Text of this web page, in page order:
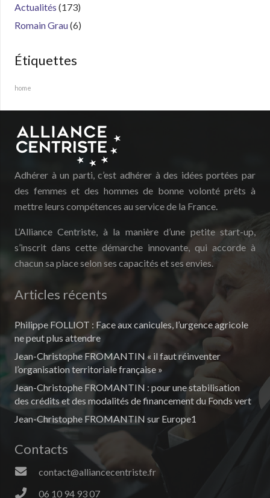
Actualités (173)
Romain Grau(6)
Étiquettes
home
Adhérer à un parti, c’est adhérer à des idées portées par
des femmes et des hommes de bonne volonté prêts à
mettre leurs compétences au service de la France.
L’Alliance Centriste, à la manière d’une petite start-up,
s’inscrit dans cette démarche innovante, qui accorde à
chacun sa place selon ses capacités et ses envies.
Articles récents
Philippe FOLLIOT : Face aux canicules, l’urgence agricole
ne peut plus attendre
Jean-Christophe FROMANTIN « il faut réinventer
l’organisation territoriale française »
Jean-Christophe FROMANTIN : pour une stabilisation
des crédits et des modalités de financement du Fonds vert
Jean-Christophe FROMANTIN sur Europe1
Contacts
contact@alliancecentriste.fr
06 10 94 93 07